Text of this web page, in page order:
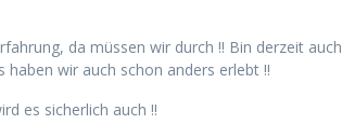
da müssen wir durch !! Bin derzeit auch
wir auch schon anders erlebt !!
es sicherlich auch !!